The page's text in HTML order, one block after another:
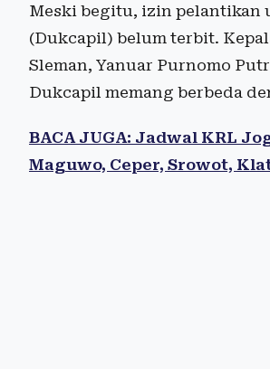
Meski begitu, izin pelantikan
(Dukcapil) belum terbit.
Sleman, Yanuar Purnomo
Dukcapil memang berbeda
BACA JUGA: Jadwal KRL
Maguwo, Ceper, Srowot,